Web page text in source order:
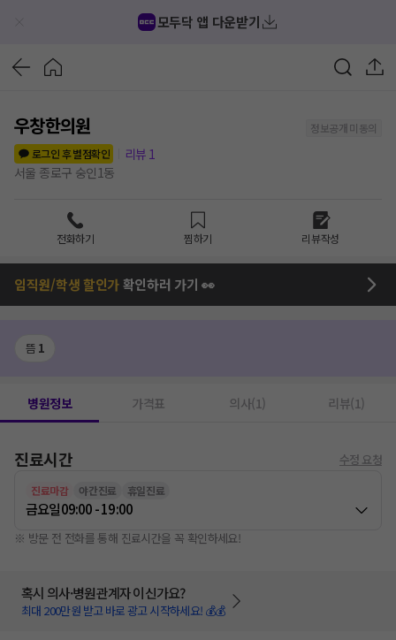
모두닥 앱 다운받기
우창한의원
정보공개 미동의
로그인 후 별점확인
리뷰 1
서울 종로구 숭인1동
전화하기 찜하기 리뷰작성
임직원/학생 할인가확인하러 가기 👀
뜸 1
병원정보 가격표 의사(1) 리뷰(1)
진료시간 수정 요청
진료마감 야간진료 휴일진료
금요일09:00 - 19:00
※ 방문 전 전화를 통해 진료시간을 꼭 확인하세요!
혹시 의사·병원관계자 이신가요?
최대 200만원 받고 바로 광고 시작하세요! 💰💰